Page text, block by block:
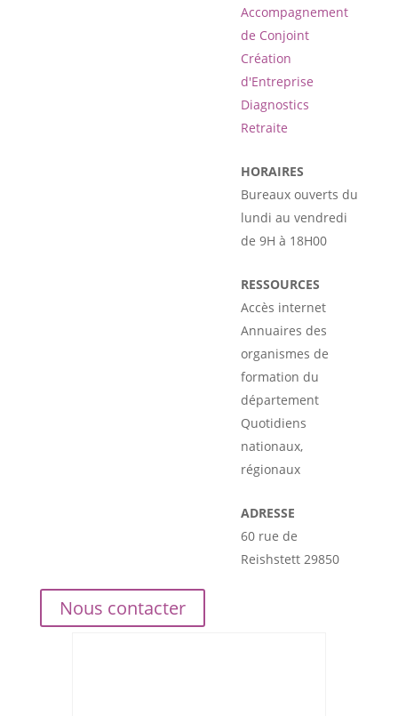
Accompagnement
de Conjoint
Création
d'Entreprise
Diagnostics
Retraite
HORAIRES
Bureaux ouverts du
lundi au vendredi
de 9H à 18H00
RESSOURCES
Accès internet
Annuaires des
organismes de
formation du
département
Quotidiens
nationaux,
régionaux
ADRESSE
60 rue de
Reishstett 29850
Nous contacter